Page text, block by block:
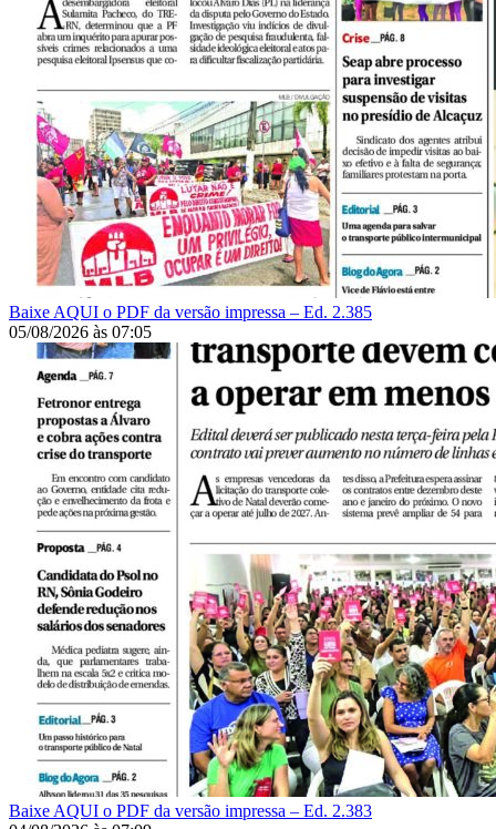
Baixe AQUI o PDF da versão impressa – Ed. 2.385
05/08/2026 às 07:05
Baixe AQUI o PDF da versão impressa – Ed. 2.383